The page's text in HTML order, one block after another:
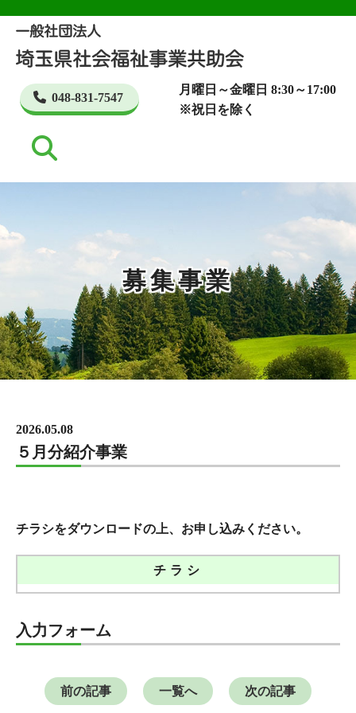
048-831-7547
月曜日～金曜日 8:30～17:00
※祝日を除く
募集事業
2026.05.08
５月分紹介事業
チラシをダウンロードの上、お申し込みください。
チラシ
入力フォーム
前の記事 一覧へ 次の記事